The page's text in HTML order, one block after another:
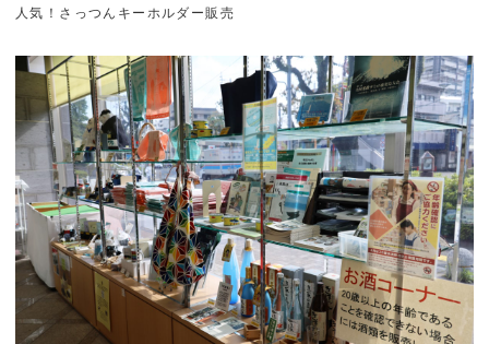
人気！さっつんキーホルダー販売